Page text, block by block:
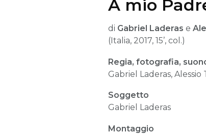
A mio
di Gabriel Laderas e
(Italia, 2017, 15’, col.)
Regia, fotografia,
Gabriel Laderas, Alessio
Soggetto
Gabriel Laderas
Montaggio